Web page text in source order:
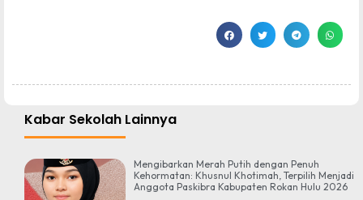
Kabar Sekolah Lainnya
Mengibarkan Merah Putih dengan Penuh
Kehormatan: Khusnul Khotimah, Terpilih Menjadi
Anggota Paskibra Kabupaten Rokan Hulu 2026